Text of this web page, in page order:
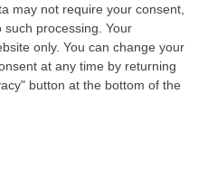
may not require your consent,
processing. Your
only. You can change your
at any time by returning
button at the bottom of the
la sentenza di